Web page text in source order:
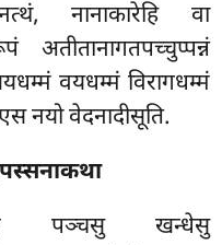
नानाकारेहि वा
अतीतानागतपच्चुप्पन्नं
वयधम्मं विरागधम्मं
नयो वेदनादीसूति.
पञ्चसु खन्धेसु